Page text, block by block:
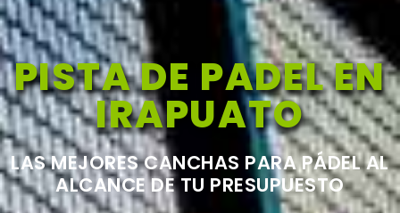
PISTA DE PADEL EN
IRAPUATO
LAS MEJORES CANCHAS PARA PÁDEL AL
ALCANCE DE TU PRESUPUESTO